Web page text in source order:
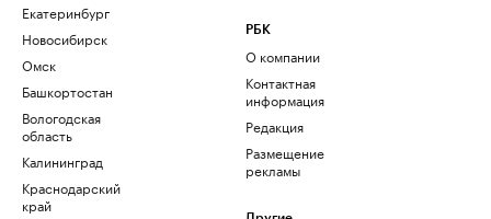
Екатеринбург
Новосибирск
Омск
Башкортостан
Вологодская
область
Калининград
Краснодарский
край
РБК
О компании
Контактная
информация
Редакция
Размещение
рекламы